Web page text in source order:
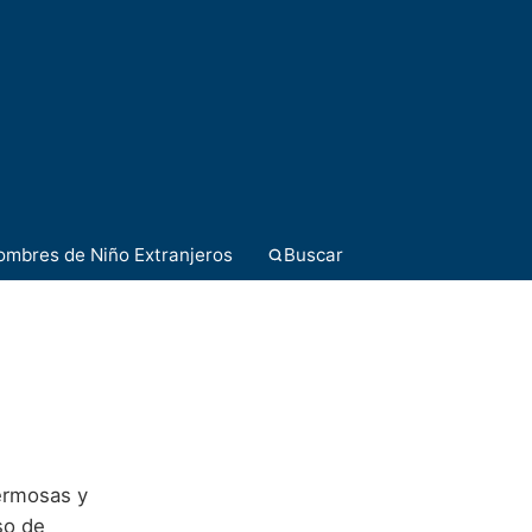
de Niño Extranjeros Buscar
y
de